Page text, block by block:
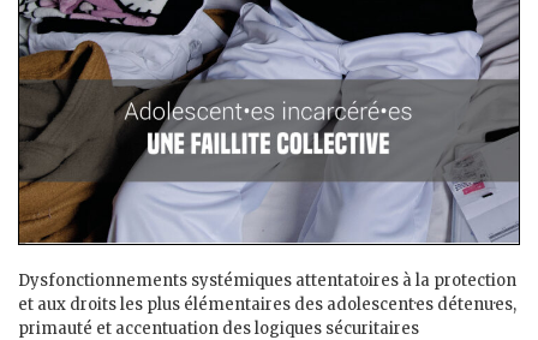
Dysfonctionnements systémiques attentatoires à la protection
et aux droits les plus élémentaires des adolescent·es détenu·es,
primauté et accentuation des logiques sécuritaires